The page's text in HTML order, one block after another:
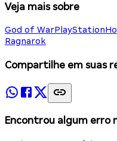
Veja mais sobre
God of WarPlayStation
Ragnarok
Compartilhe em suas
Encontrou algum erro